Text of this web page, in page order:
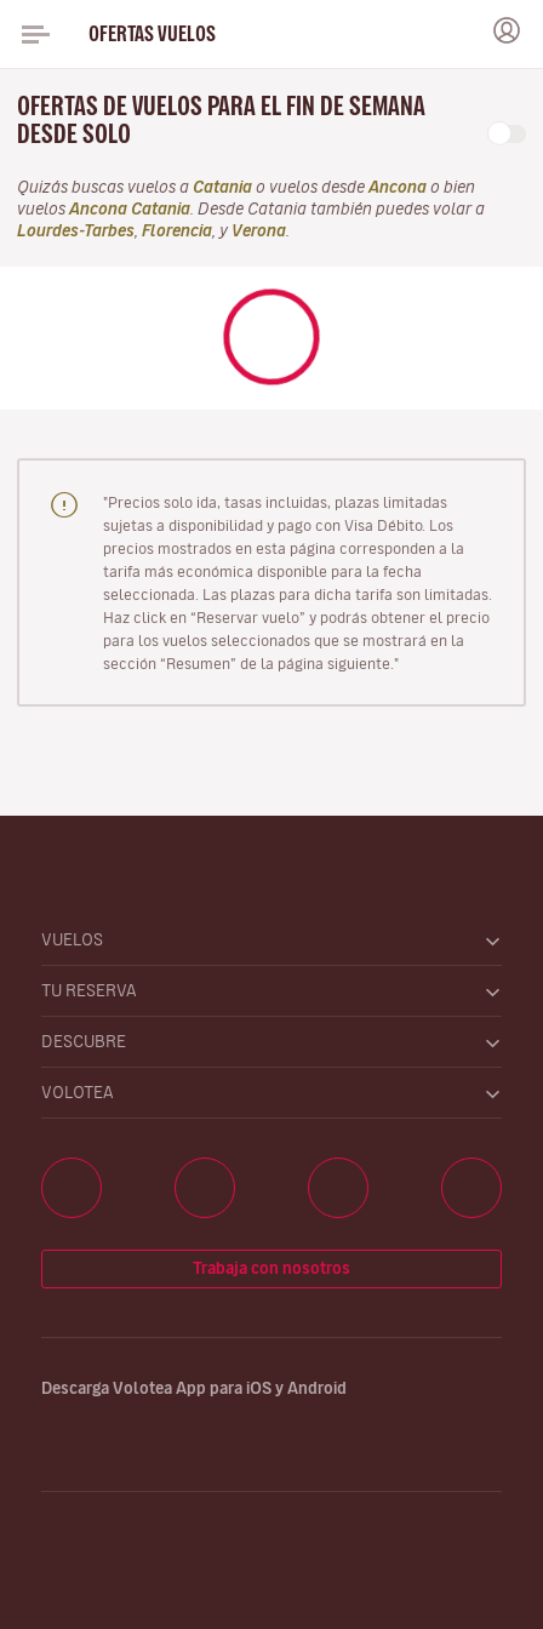
OFERTAS VUELOS
OFERTAS DE VUELOS PARA EL FIN DE SEMANA
DESDE SOLO
Quizás buscas vuelos a Catania o vuelos desde Ancona o bien
vuelos Ancona Catania . Desde Catania también puedes volar a
Lourdes-Tarbes Florencia , y Verona
"Precios solo ida, tasas incluidas, plazas limitadas
sujetas a disponibilidad y pago con Visa Débito. Los
precios mostrados en esta página corresponden a la
tarifa más económica disponible para la fecha
seleccionada. Las plazas para dicha tarifa son limitadas.
Haz click en “Reservar vuelo” y podrás obtener el precio
para los vuelos seleccionados que se mostrará en la
sección “Resumen” de la página siguiente."
VUELOS
TU RESERVA
DESCUBRE
VOLOTEA
Trabaja con nosotros
Descarga Volotea App para iOS y Android